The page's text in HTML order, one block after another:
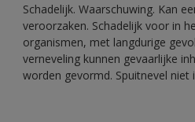
Schadelijk. Waarschuwing. Kan
veroorzaken. Schadelijk voor in
organismen, met langdurige
verneveling kunnen gevaarlijke
worden gevormd. Spuitnevel niet